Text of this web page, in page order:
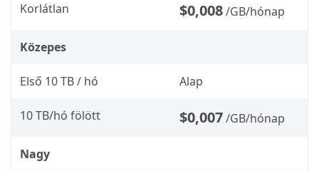
Korlátlan $0,008/GB/hónap
Közepes
Első 10 TB / hó Alap
10 TB/hó fölött $0,007/GB/hónap
Nagy